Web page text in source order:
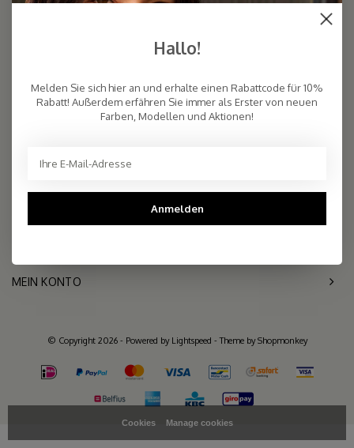
+31- (0)6 - 11 36 27 11
2.261 reviews
MEIN KONTO
© Copyright 2026 - Powered by Lightspeed - Theme byShopmonkey
Cookies Manage cookies
Hallo!
Melden Sie sich hier an und erhalte einen Rabattcode für 10%
Rabatt! Außerdem erfähren Sie immer als Erster von neuen
Farben, Modellen und Aktionen!
Anmelden